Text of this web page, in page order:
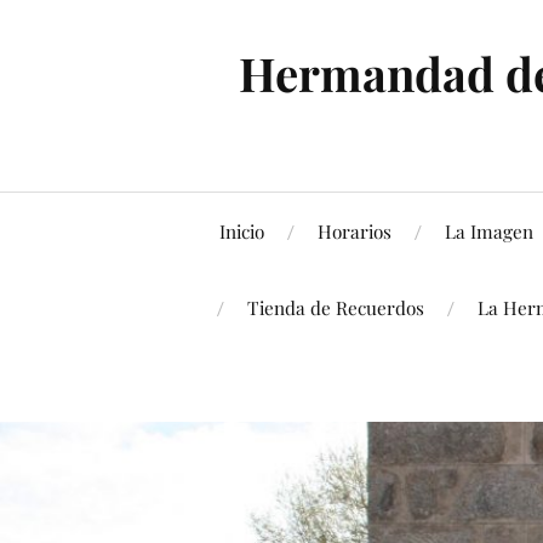
Hermandad
Inicio Horarios La Imagen
Tienda de Recuerdos La